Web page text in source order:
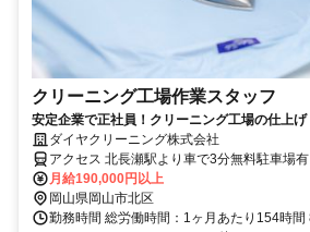
クリーニング工場作業スタッフ
安定企業で正社員！クリーニング工場の仕上
ダイヤクリーニング株式会社
アクセス 北長瀬駅より車で3分無料駐車場有
月給190,000円以上
岡山県岡山市北区
勤務時間 総労働時間：1ヶ月あたり154時